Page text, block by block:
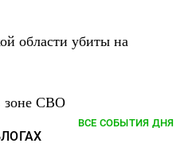
области убиты на
зоне СВО
ВСЕ СОБЫТИЯ ДНЯ